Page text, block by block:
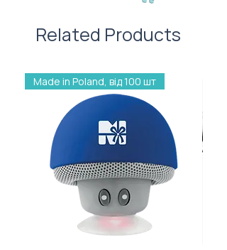
Related Products
Made in Poland, від 100 шт